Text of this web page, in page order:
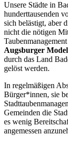
Unsere Städte in
hunderttausenden
sich belästigt, aber
nicht die nötigen
Augsburger
durch das Land
gelöst werden.
In regelmäßigen
Bürger*innen, sie
Gemeinden die
es wenig
angemessen